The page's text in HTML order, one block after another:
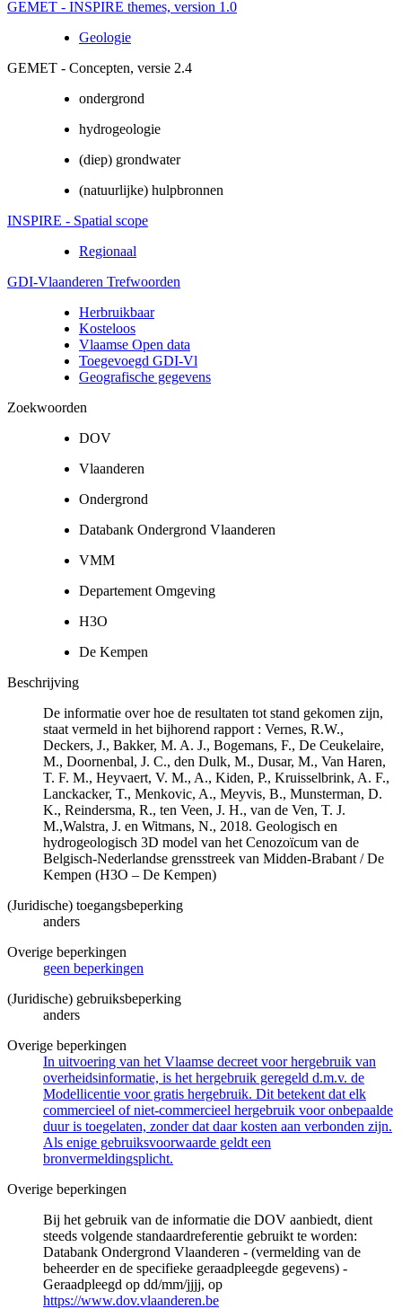
GEMET - INSPIRE themes, version 1.0
Geologie
GEMET - Concepten, versie 2.4
ondergrond
hydrogeologie
(diep) grondwater
(natuurlijke) hulpbronnen
INSPIRE - Spatial scope
Regionaal
GDI-Vlaanderen Trefwoorden
Herbruikbaar
Kosteloos
Vlaamse Open data
Toegevoegd GDI-Vl
Geografische gegevens
Zoekwoorden
DOV
Vlaanderen
Ondergrond
Databank Ondergrond Vlaanderen
VMM
Departement Omgeving
H3O
De Kempen
Beschrijving
De informatie over hoe de resultaten tot stand gekomen zijn,
staat vermeld in het bijhorend rapport : Vernes, R.W.,
Deckers, J., Bakker, M. A. J., Bogemans, F., De Ceukelaire,
M., Doornenbal, J. C., den Dulk, M., Dusar, M., Van Haren,
T. F. M., Heyvaert, V. M., A., Kiden, P., Kruisselbrink, A. F.,
Lanckacker, T., Menkovic, A., Meyvis, B., Munsterman, D.
K., Reindersma, R., ten Veen, J. H., van de Ven, T. J.
M.,Walstra, J. en Witmans, N., 2018. Geologisch en
hydrogeologisch 3D model van het Cenozoïcum van de
Belgisch-Nederlandse grensstreek van Midden-Brabant / De
Kempen (H3O – De Kempen)
(Juridische) toegangsbeperking
anders
Overige beperkingen
geen beperkingen
(Juridische) gebruiksbeperking
anders
Overige beperkingen
In uitvoering van het Vlaamse decreet voor hergebruik van
overheidsinformatie, is het hergebruik geregeld d.m.v. de
Modellicentie voor gratis hergebruik. Dit betekent dat elk
commercieel of niet-commercieel hergebruik voor onbepaalde
duur is toegelaten, zonder dat daar kosten aan verbonden zijn.
Als enige gebruiksvoorwaarde geldt een
bronvermeldingsplicht.
Overige beperkingen
Bij het gebruik van de informatie die DOV aanbiedt, dient
steeds volgende standaardreferentie gebruikt te worden:
Databank Ondergrond Vlaanderen - (vermelding van de
beheerder en de specifieke geraadpleegde gegevens) -
Geraadpleegd op dd/mm/jjjj, op
https://www.dov.vlaanderen.be